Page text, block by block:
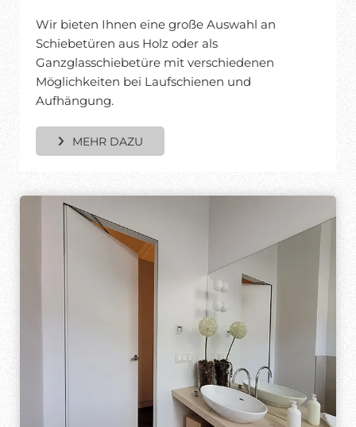
Wir bieten Ihnen eine große Auswahl an
Schiebetüren aus Holz oder als
Ganzglasschiebetüre mit verschiedenen
Möglichkeiten bei Laufschienen und
Aufhängung.
MEHR DAZU